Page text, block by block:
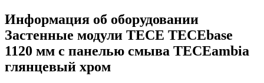
Информация об оборудовании
Застенные модули TECE TECEbase
1120 мм c панелью смыва ТЕСЕambia
глянцевый хром